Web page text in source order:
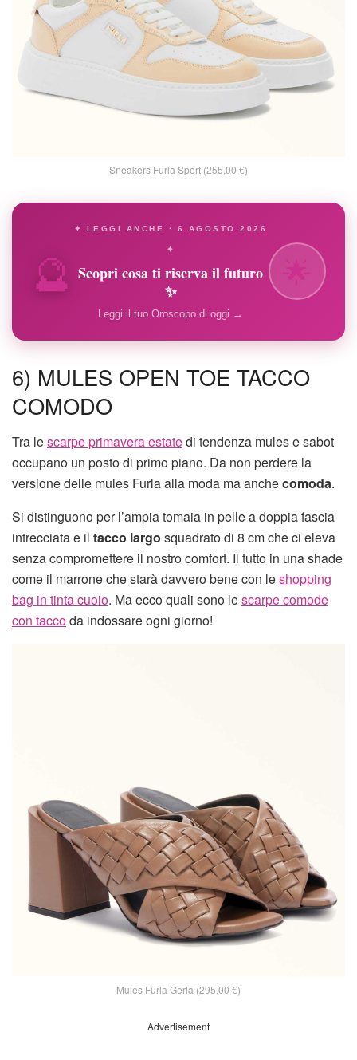
Sneakers Furla Sport (255,00 €)
🔮
✦ LEGGI ANCHE · 6 AGOSTO 2026
✦
Scopri cosa ti riserva il futuro
✨
Leggi il tuo Oroscopo di oggi →
6) MULES OPEN TOE TACCO
COMODO
Tra lescarpe primavera estatedi tendenza mules e sabot
occupano un posto di primo piano. Da non perdere la
versione delle mules Furla alla moda ma anchecomoda.
Si distinguono per l’ampia tomaia in pelle a doppia fascia
intrecciata e il tacco largo squadrato di 8 cm che ci eleva
senza compromettere il nostro comfort. Il tutto in una shade
come il marrone che starà davvero bene con leshopping
bag in tinta cuoio. Ma ecco quali sono lescarpe comode
con taccoda indossare ogni giorno!
Mules Furla Gerla (295,00 €)
Advertisement